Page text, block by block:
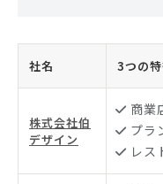
社名 3つの
株式会社伯
デザイン
商業
プラ
レス